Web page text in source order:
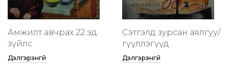
Амжилт авчрах 22 эд
зүйлс
Дэлгэрэнгүй
Сэтгэлд зурсан аялгуу/
өгүүллэгүүд
Дэлгэрэнгүй